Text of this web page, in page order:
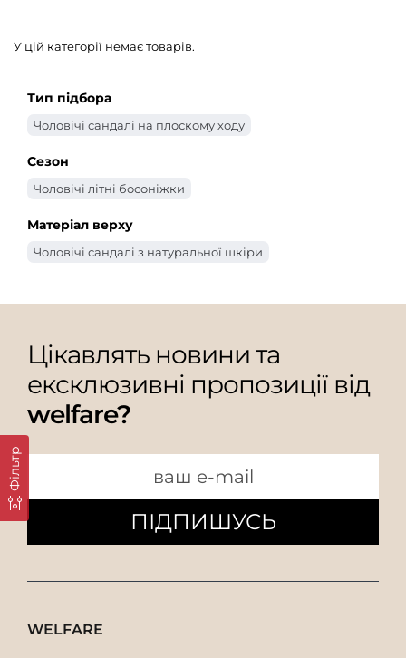
Фільтр
У цій категорії немає товарів.
Тип підбора
Чоловічі сандалі на плоскому ходу
Сезон
Чоловічі літні босоніжки
Матеріал верху
Чоловічі сандалі з натуральної шкіри
Цікавлять новини та
ексклюзивні пропозиції від
welfare?
ПІДПИШУСЬ
WELFARE